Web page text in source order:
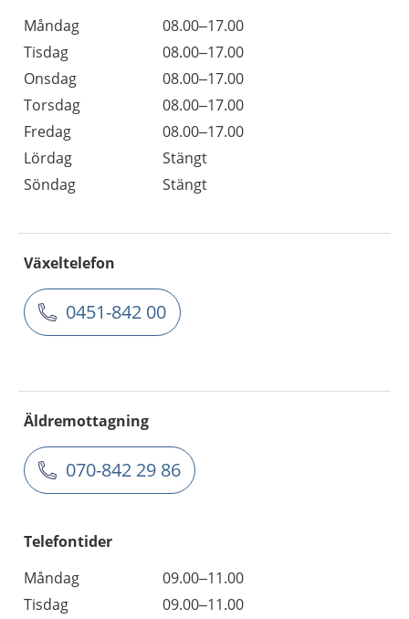
Måndag
08.00–17.00
Tisdag
08.00–17.00
Onsdag
08.00–17.00
Torsdag
08.00–17.00
Fredag
08.00–17.00
Lördag
Stängt
Söndag
Stängt
Växeltelefon
0451-842 00
Äldremottagning
070-842 29 86
Telefontider
Måndag
09.00–11.00
Tisdag
09.00–11.00